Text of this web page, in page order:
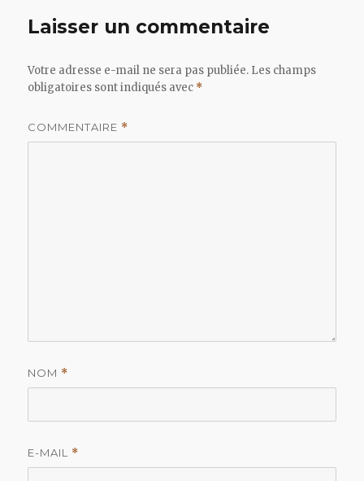
Laisser un commentaire
Votre adresse e-mail ne sera pas publiée. Les champs
obligatoires sont indiqués avec *
COMMENTAIRE *
NOM *
E-MAIL *